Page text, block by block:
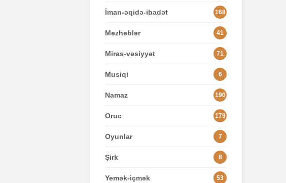
İman-əqidə-ibadət 168
Məzhəblər 41
Miras-vəsiyyət 71
Musiqi 6
Namaz 190
Oruc 179
Oyunlar 7
Şirk 8
Yemək-içmək 53